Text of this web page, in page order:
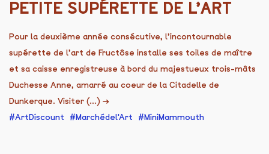
PETITE SUPÉRETTE DE L’ART
Pour la deuxième année consécutive, l’incontournable
supérette de l’art de Fructôse installe ses toiles de maître
et sa caisse enregistreuse à bord du majestueux trois-mâts
Duchesse Anne, amarré au coeur de la Citadelle de
Dunkerque. Visiter (...) →
ArtDiscount
Marchédel'Art MiniMammouth